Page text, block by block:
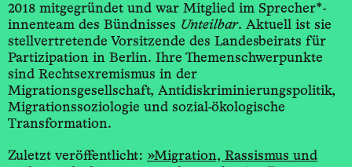
2018 mitgegründet und war Mitglied im Sprecher*­
innenteam des Bündnisses Unteilbar. Aktuell ist sie
stellvertretende Vorsitzende des Landesbeirats für
Partizipation in Berlin. Ihre Themenschwerpunkte
sind Rechtsexremismus in der
Migrationsgesellschaft, Antidiskriminierungspolitik,
Migrationssoziologie und sozial-­ökologische
Transformation.
Zuletzt veröffentlicht: »Migration, Rassismus und